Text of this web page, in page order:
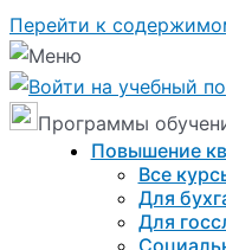
Перейти к
Программы
Повышение
Все
Для
Для